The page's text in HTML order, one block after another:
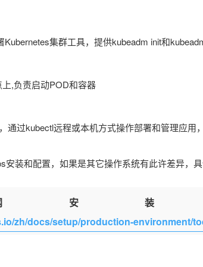
Kubernetes集群工具，提供kubeadm init和
,负责启动POD和容器
通过kubectl远程或本机方式操作部署和管理应用
安装和配置，如果是其它操作系统有此许差异，
安
zh/docs/setup/production-environment/